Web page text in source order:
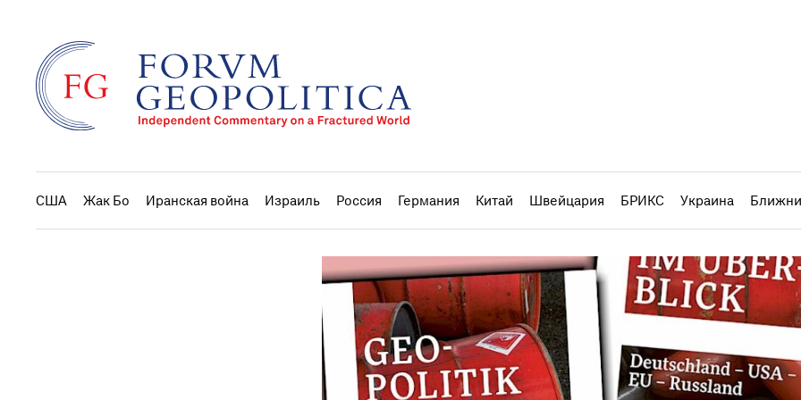
США Жак Бо Иранская война Израиль Россия Германия Китай Швейцария БРИКС Украина